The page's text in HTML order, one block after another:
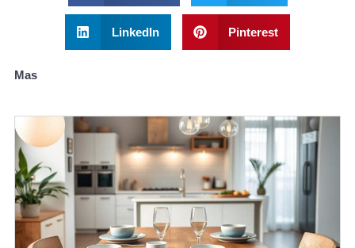
LinkedIn Pinterest
Mas